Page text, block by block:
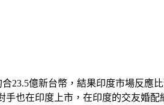
23.5億新台幣，結果印度市場反
手也在印度上市，在印度的交友婚